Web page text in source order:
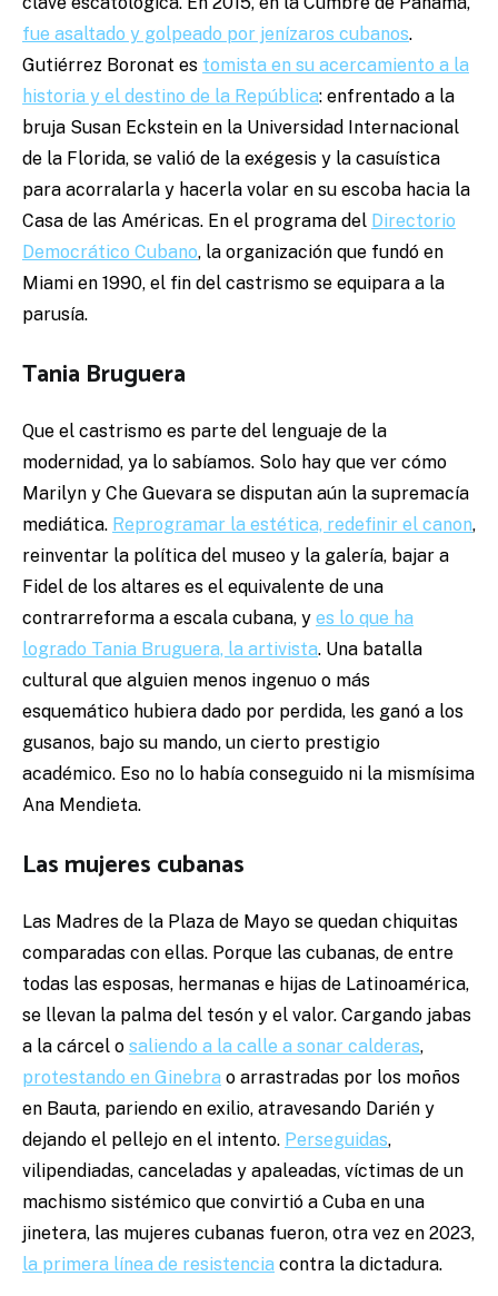
fue asaltado y golpeado por jenízaros cubanos.
Gutiérrez Boronat es tomista en su acercamiento a la
historia y el destino de la República: enfrentado a la
bruja Susan Eckstein en la Universidad Internacional
de la Florida, se valió de la exégesis y la casuística
para acorralarla y hacerla volar en su escoba hacia la
Casa de las Américas. En el programa del Directorio
Democrático Cubano, la organización que fundó en
Miami en 1990, el fin del castrismo se equipara a la
parusía.
Tania Bruguera
Que el castrismo es parte del lenguaje de la
modernidad, ya lo sabíamos. Solo hay que ver cómo
Marilyn y Che Guevara se disputan aún la supremacía
mediática. Reprogramar la estética, redefinir el canon,
reinventar la política del museo y la galería, bajar a
Fidel de los altares es el equivalente de una
contrarreforma a escala cubana, y es lo que ha
logrado Tania Bruguera, la artivista. Una batalla
cultural que alguien menos ingenuo o más
esquemático hubiera dado por perdida, les ganó a los
gusanos, bajo su mando, un cierto prestigio
académico. Eso no lo había conseguido ni la mismísima
Ana Mendieta.
Las mujeres cubanas
Las Madres de la Plaza de Mayo se quedan chiquitas
comparadas con ellas. Porque las cubanas, de entre
todas las esposas, hermanas e hijas de Latinoamérica,
se llevan la palma del tesón y el valor. Cargando jabas
a la cárcel o saliendo a la calle a sonar calderas,
protestando en Ginebra o arrastradas por los moños
en Bauta, pariendo en exilio, atravesando Darién y
dejando el pellejo en el intento. Perseguidas,
vilipendiadas, canceladas y apaleadas, víctimas de un
machismo sistémico que convirtió a Cuba en una
jinetera, las mujeres cubanas fueron, otra vez en 2023,
la primera línea de resistencia contra la dictadura.